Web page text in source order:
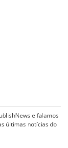
e falamos
últimas notícias do